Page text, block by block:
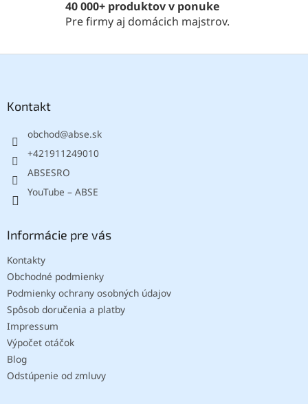
y
v
p
40 000+ produktov v ponuke
Pre firmy aj domácich majstrov.
Kontakt
obchod@abse.sk
+421911249010
ABSESRO
YouTube – ABSE
Informácie pre vás
Kontakty
Obchodné podmienky
Podmienky ochrany osobných údajov
Spôsob doručenia a platby
Impressum
Výpočet otáčok
Blog
Odstúpenie od zmluvy